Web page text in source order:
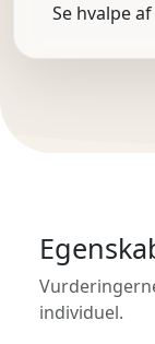
Se hvalpe
individuel.